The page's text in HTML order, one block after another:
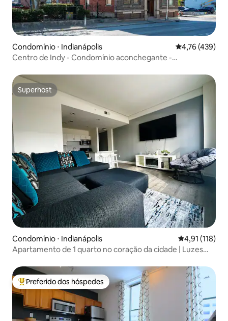
Condomínio ⋅ Indianápolis 4,76 de uma
4,76 (439)
Centro de Indy - Condomínio aconchegante -
Superhost
Superhost
Condomínio ⋅ Indianápolis 4,91 de uma
4,91 (118)
Apartamento de 1 quarto no coração da cidade | Luzes
Entre os melhores preferidos dos hóspedes
Preferido dos hóspedes